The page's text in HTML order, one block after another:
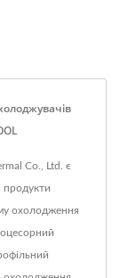
Co., Ltd. є
продукти
охолодження